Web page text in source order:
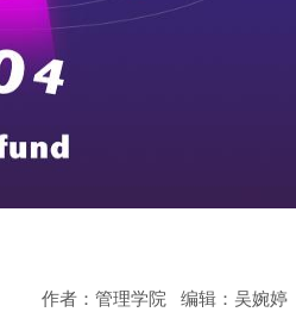
作者：管理学院 编辑：吴婉婷